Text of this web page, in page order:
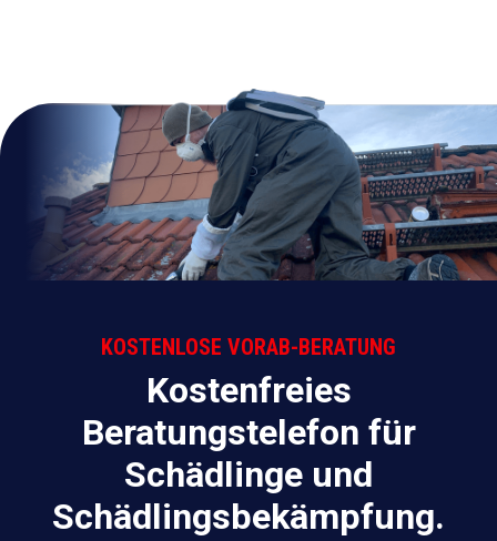
KOSTENLOSE VORAB-BERATUNG
Kostenfreies
Beratungstelefon für
Schädlinge und
Schädlingsbekämpfung.